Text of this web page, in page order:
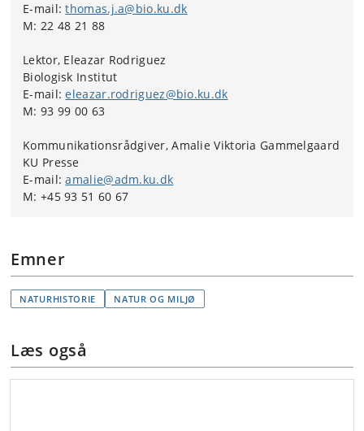
E-mail:thomas.j.a@bio.ku.dk
M: 22 48 21 88
Lektor, Eleazar Rodriguez
Biologisk Institut
E-mail:eleazar.rodriguez@bio.ku.dk
M: 93 99 00 63
Kommunikationsrådgiver, Amalie Viktoria Gammelgaard
KU Presse
E-mail:amalie@adm.ku.dk
M: +45 93 51 60 67
Emner
NATURHISTORIE NATUR OG MILJØ
Læs også